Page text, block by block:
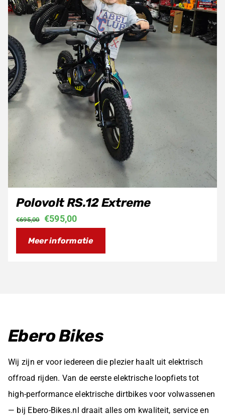
€695,00
Oorspronkelijke
prijs
was:
€595,00Huidige
prijs
is:
Polovolt RS.12 Extreme
Meer informatie
Ebero Bikes
Wij zijn er voor iedereen die plezier haalt uit elektrisch
offroad rijden. Van de eerste elektrische loopfiets tot
high-performance elektrische dirtbikes voor volwassenen
— bij Ebero-Bikes.nl draait alles om kwaliteit, service en